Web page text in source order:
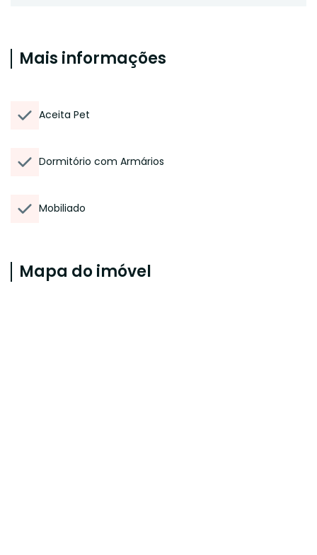
Mais informações
Aceita Pet
Dormitório com Armários
Mobiliado
Mapa do imóvel